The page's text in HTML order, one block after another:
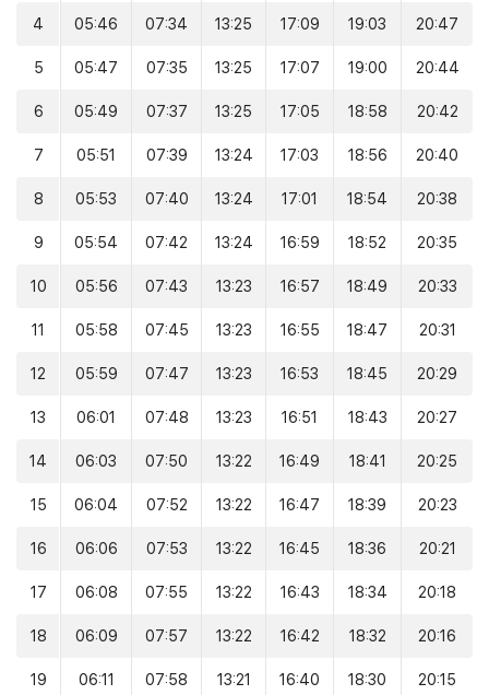
4 05:46 07:34 13:25 17:09 19:03 20:47
5 05:47 07:35 13:25 17:07 19:00 20:44
6 05:49 07:37 13:25 17:05 18:58 20:42
7 05:51 07:39 13:24 17:03 18:56 20:40
8 05:53 07:40 13:24 17:01 18:54 20:38
9 05:54 07:42 13:24 16:59 18:52 20:35
10 05:56 07:43 13:23 16:57 18:49 20:33
11 05:58 07:45 13:23 16:55 18:47 20:31
12 05:59 07:47 13:23 16:53 18:45 20:29
13 06:01 07:48 13:23 16:51 18:43 20:27
14 06:03 07:50 13:22 16:49 18:41 20:25
15 06:04 07:52 13:22 16:47 18:39 20:23
16 06:06 07:53 13:22 16:45 18:36 20:21
17 06:08 07:55 13:22 16:43 18:34 20:18
18 06:09 07:57 13:22 16:42 18:32 20:16
19 06:11 07:58 13:21 16:40 18:30 20:15